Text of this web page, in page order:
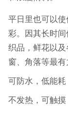
平日里也可以
彩。因其长时
织品，鲜花以
窗、角落等最有
可防水，低能耗
不发热，可触摸